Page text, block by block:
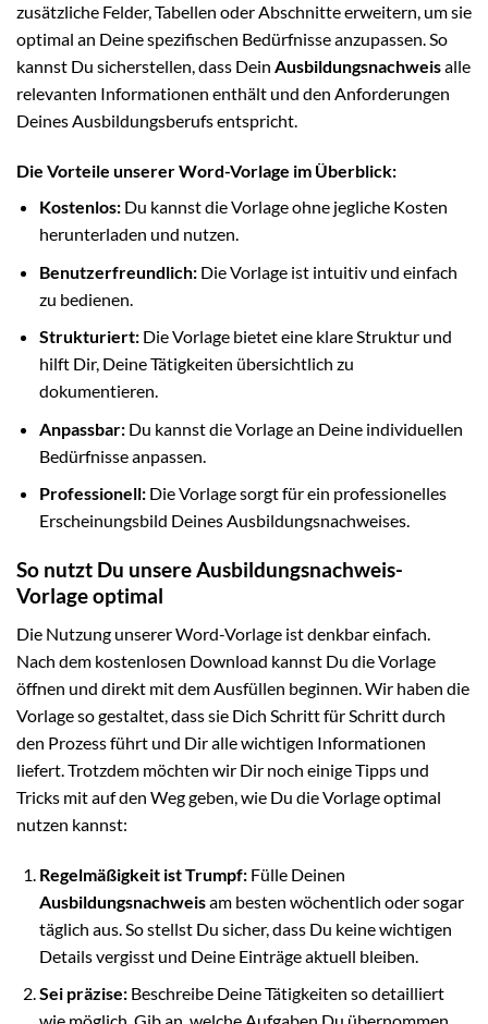
zusätzliche Felder, Tabellen oder Abschnitte erweitern, um sie
optimal an Deine spezifischen Bedürfnisse anzupassen. So
kannst Du sicherstellen, dass Dein Ausbildungsnachweisalle
relevanten Informationen enthält und den Anforderungen
Deines Ausbildungsberufs entspricht.
Die Vorteile unserer Word-Vorlage im Überblick:
Kostenlos:Du kannst die Vorlage ohne jegliche Kosten
herunterladen und nutzen.
Benutzerfreundlich:Die Vorlage ist intuitiv und einfach
zu bedienen.
Strukturiert:Die Vorlage bietet eine klare Struktur und
hilft Dir, Deine Tätigkeiten übersichtlich zu
dokumentieren.
Anpassbar:Du kannst die Vorlage an Deine individuellen
Bedürfnisse anpassen.
Professionell:Die Vorlage sorgt für ein professionelles
Erscheinungsbild Deines Ausbildungsnachweises.
So nutzt Du unsere Ausbildungsnachweis-
Vorlage optimal
Die Nutzung unserer Word-Vorlage ist denkbar einfach.
Nach dem kostenlosen Download kannst Du die Vorlage
öffnen und direkt mit dem Ausfüllen beginnen. Wir haben die
Vorlage so gestaltet, dass sie Dich Schritt für Schritt durch
den Prozess führt und Dir alle wichtigen Informationen
liefert. Trotzdem möchten wir Dir noch einige Tipps und
Tricks mit auf den Weg geben, wie Du die Vorlage optimal
nutzen kannst:
Regelmäßigkeit ist Trumpf:Fülle Deinen
Ausbildungsnachweisam besten wöchentlich oder sogar
täglich aus. So stellst Du sicher, dass Du keine wichtigen
Details vergisst und Deine Einträge aktuell bleiben.
Sei präzise:Beschreibe Deine Tätigkeiten so detailliert